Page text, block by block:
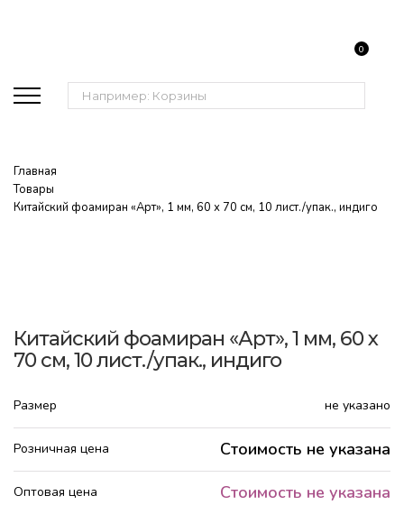
Поиск:
0
Главная
Товары
Китайский фоамиран «Арт», 1 мм, 60 х 70 см, 10 лист./упак., индиго
Китайский фоамиран «Арт», 1 мм, 60 х
70 см, 10 лист./упак., индиго
Размер не указано
Розничная цена Стоимость не указана
Оптовая цена Стоимость не указана